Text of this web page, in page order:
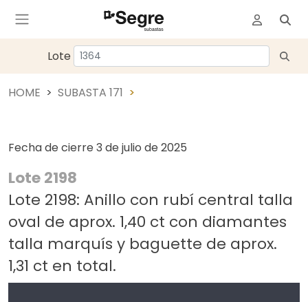
Lote
HOME SUBASTA 171
Fecha de cierre 3 de julio de 2025
Lote 2198
Lote 2198: Anillo con rubí central talla
oval de aprox. 1,40 ct con diamantes
talla marquís y baguette de aprox.
1,31 ct en total.